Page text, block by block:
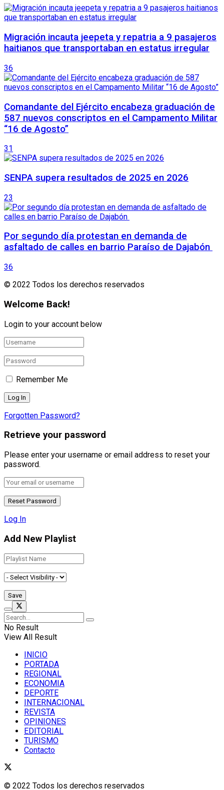
Migración incauta jeepeta y repatria a 9 pasajeros
haitianos que transportaban en estatus irregular
36
Comandante del Ejército encabeza graduación de
587 nuevos conscriptos en el Campamento Militar
“16 de Agosto”
31
SENPA supera resultados de 2025 en 2026
23
Por segundo día protestan en demanda de
asfaltado de calles en barrio Paraíso de Dajabón
36
© 2022 Todos los derechos reservados
Welcome Back!
Login to your account below
Remember Me
Forgotten Password?
Retrieve your password
Please enter your username or email address to reset your
password.
Log In
Add New Playlist
No Result
View All Result
INICIO
PORTADA
REGIONAL
ECONOMIA
DEPORTE
INTERNACIONAL
REVISTA
OPINIONES
EDITORIAL
TURISMO
Contacto
© 2022 Todos los derechos reservados